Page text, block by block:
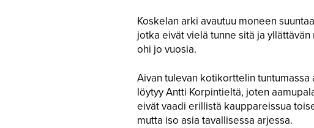
Koskelan arki avautuu moneen
jotka eivät vielä tunne sitä ja
ohi jo vuosia.
Aivan tulevan kotikorttelin
löytyy Antti Korpintieltä, joten
eivät vaadi erillistä kauppareissua
mutta iso asia tavallisessa arjessa.